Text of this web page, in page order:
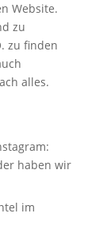
Website.
zu
zu finden
alles.
haben wir
im